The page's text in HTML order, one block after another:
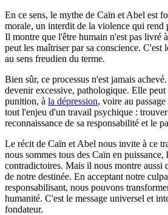
En ce sens, le mythe de Caïn et Abel est
morale, un interdit de la violence qui rend
Il montre que l'être humain n'est pas livré
peut les maîtriser par sa conscience. C'est
au sens freudien du terme.
Bien sûr, ce processus n'est jamais
devenir excessive, pathologique. Elle
punition, à la dépression, voire au
tout l'enjeu d'un travail psychique :
reconnaissance de sa responsabilité et le
Le récit de Caïn et Abel nous invite à ce
nous sommes tous des Caïn en puissance,
contradictoires. Mais il nous montre aussi
de notre destinée. En acceptant notre
responsabilisant, nous pouvons
humanité. C'est le message universel et
fondateur.